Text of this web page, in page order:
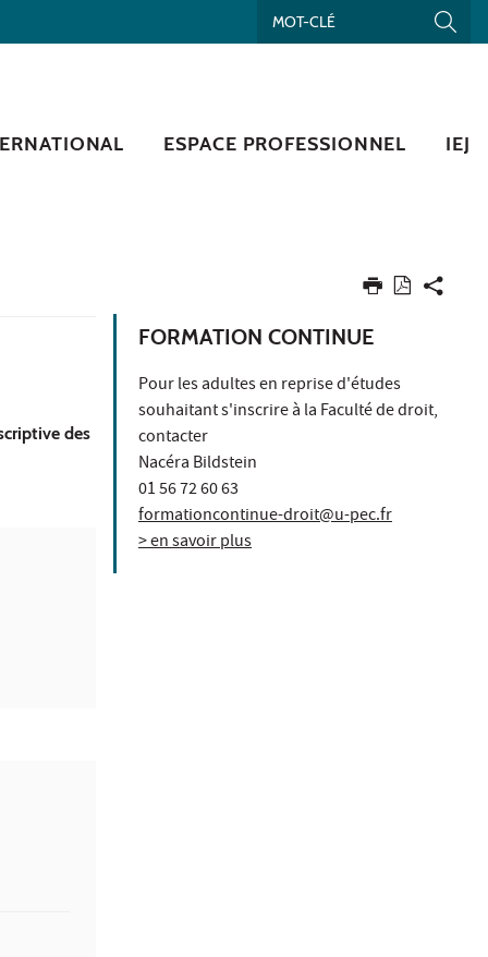
ESPACE PROFESSIONNEL IEJ
des
FORMATION CONTINUE
Pour les adultes en reprise d'études
souhaitant s'inscrire à la Faculté de droit,
contacter
Nacéra Bildstein
01 56 72 60 63
formationcontinue-droit@u-pec.fr
> en savoir plus